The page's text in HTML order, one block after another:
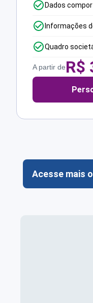
Dados
Informações
Quadro
A partir deR$
Acesse mais